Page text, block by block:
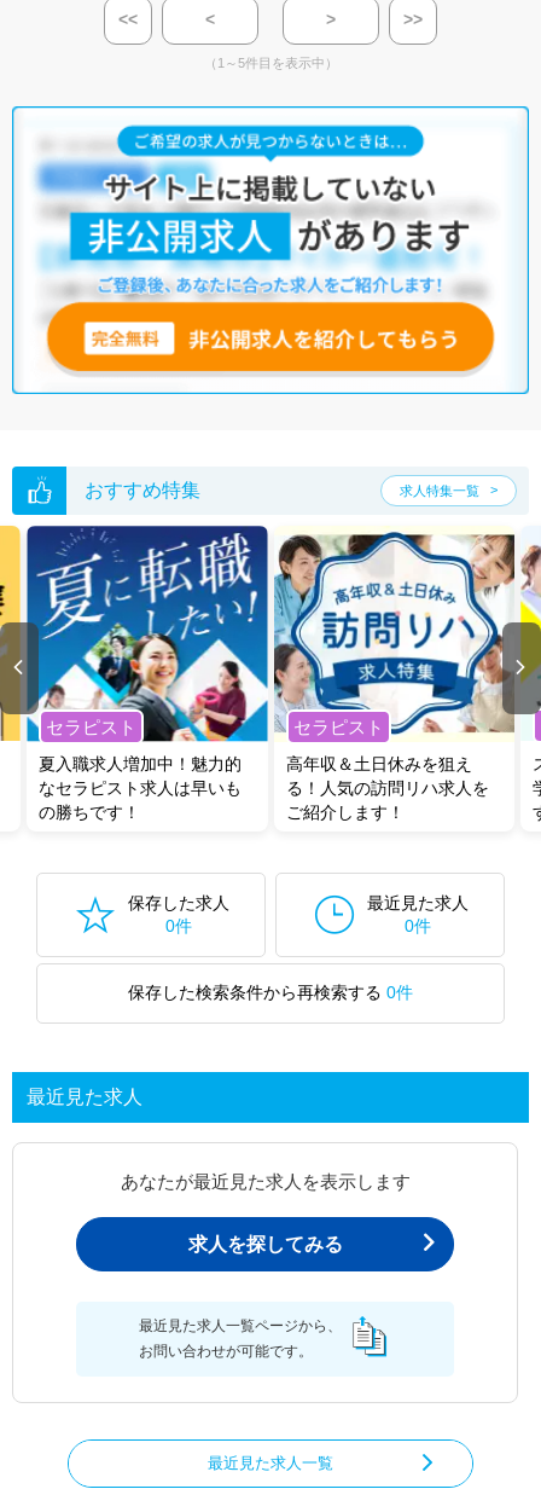
<< < > >>
（1～5件目を表示中）
おすすめ特集 求人特集一覧
セラピスト
夏入職求人増加中！魅力的
なセラピスト求人は早いも
の勝ちです！
セラピスト
高年収＆土日休みを狙え
る！人気の訪問リハ求人を
ご紹介します！
保存した求人
0件
最近見た求人
0件
保存した検索条件から再検索する 0件
最近見た求人
あなたが最近見た求人を表示します
求人を探してみる
最近見た求人一覧ページから、
お問い合わせが可能です。
最近見た求人一覧